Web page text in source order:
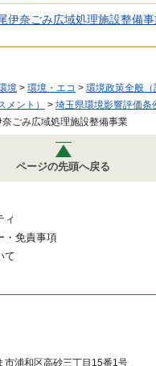
伊奈ごみ広域処理施設整備
境 > 環境・エコ > 環境政策全般（
ント）
> 埼玉県環境影響評価条
ごみ広域処理施設整備事業
ページの先頭へ戻る
ィ
・免責事項
て
浦和区高砂三丁目15番1号